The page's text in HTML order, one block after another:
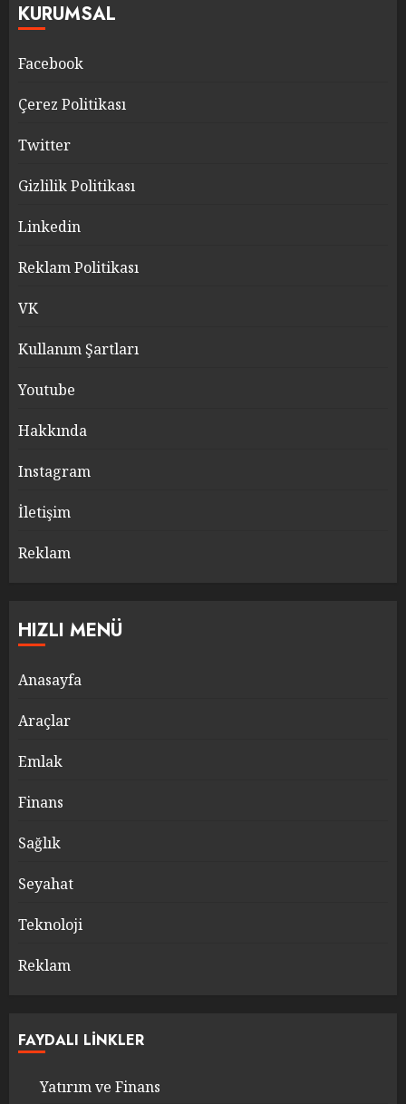
KURUMSAL
Facebook
Çerez Politikası
Twitter
Gizlilik Politikası
Linkedin
Reklam Politikası
VK
Kullanım Şartları
Youtube
Hakkında
Instagram
İletişim
Reklam
HIZLI MENÜ
Anasayfa
Araçlar
Emlak
Finans
Sağlık
Seyahat
Teknoloji
Reklam
FAYDALI LINKLER
Yatırım ve Finans